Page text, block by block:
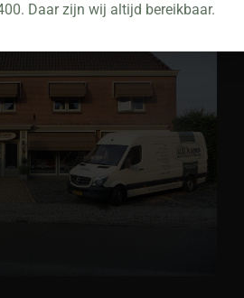
Daar zijn wij altijd bereikbaar.